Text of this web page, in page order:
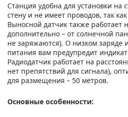
Станция удобна для установки на
стену и не имеет проводов, так
Выносной датчик также работает
дополнительно – от солнечной
не заряжаются). О низком заряде
питания вам предупредит
Радиодатчик работает на
нет препятствий для сигнала),
для размещения – 50 метров.
Основные особенности: